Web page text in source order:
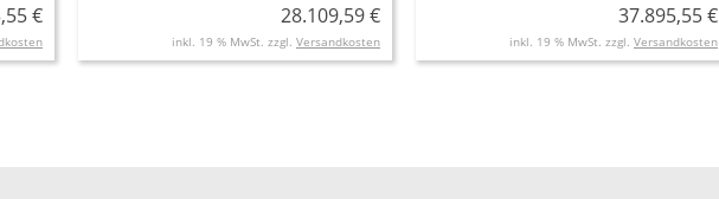
€ 28.109,59 €
inkl. 19 % MwSt. zzgl. Versandkosten
37.895,55 €
inkl. 19 % MwSt. zzgl. Versandkosten